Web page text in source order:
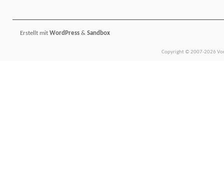
Erstellt mit WordPress & Sandbox
Copyright © 2007-2026